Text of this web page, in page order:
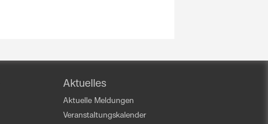
Aktuelles
Aktuelle Meldungen
Veranstaltungskalender